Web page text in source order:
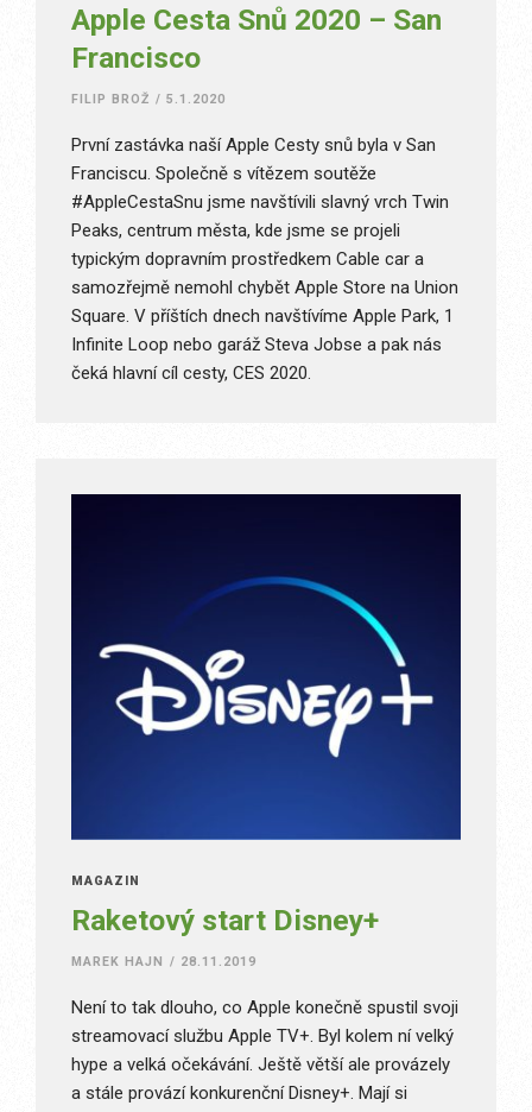
Apple Cesta Snů 2020 – San
Francisco
FILIP BROŽ / 5.1.2020
První zastávka naší Apple Cesty snů byla v San
Franciscu. Společně s vítězem soutěže
#AppleCestaSnu jsme navštívili slavný vrch Twin
Peaks, centrum města, kde jsme se projeli
typickým dopravním prostředkem Cable car a
samozřejmě nemohl chybět Apple Store na Union
Square. V příštích dnech navštívíme Apple Park, 1
Infinite Loop nebo garáž Steva Jobse a pak nás
čeká hlavní cíl cesty, CES 2020.
MAGAZÍN
Raketový start Disney+
MAREK HAJN / 28.11.2019
Není to tak dlouho, co Apple konečně spustil svoji
streamovací službu Apple TV+. Byl kolem ní velký
hype a velká očekávání. Ještě větší ale provázely
a stále provází konkurenční Disney+. Mají si